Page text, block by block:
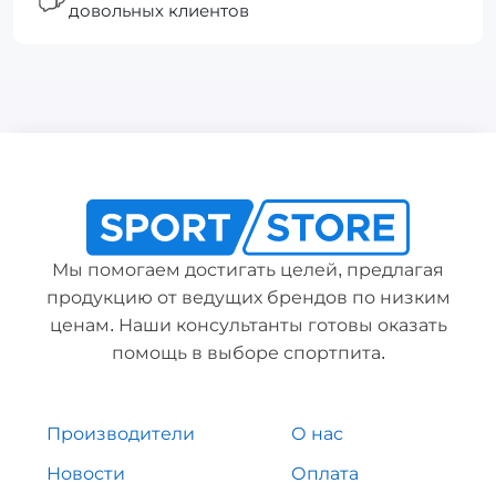
довольных клиентов
Мы помогаем достигать целей, предлагая
продукцию от ведущих брендов по низким
ценам. Наши консультанты готовы оказать
помощь в выборе спортпита.
Производители
Новости
О нас
Оплата